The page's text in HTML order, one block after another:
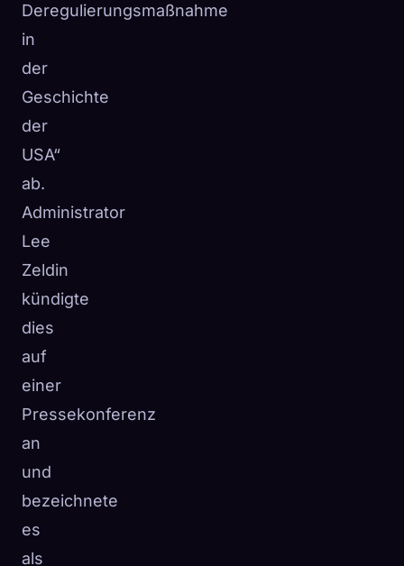
Deregulierungsmaßnahme
in
der
Geschichte
der
USA“
ab.
Administrator
Lee
Zeldin
kündigte
dies
auf
einer
Pressekonferenz
an
und
bezeichnete
es
als